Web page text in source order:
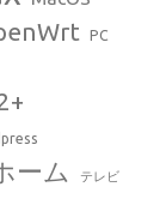
PC
ーム テレビ